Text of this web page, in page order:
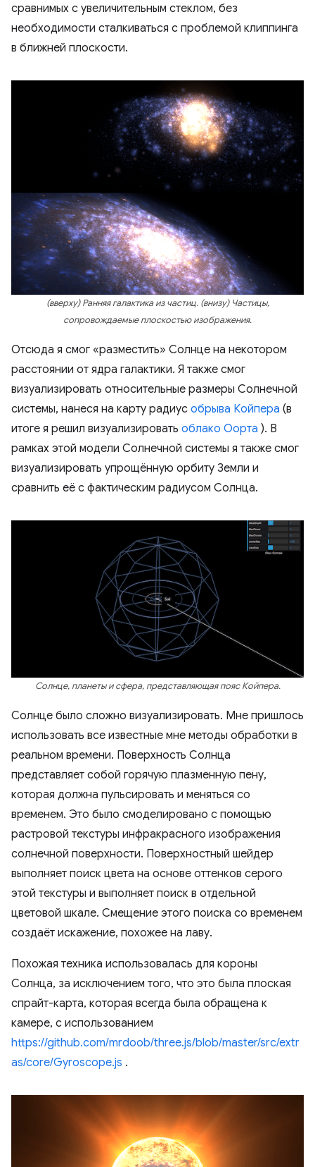
сравнимых с увеличительным стеклом, без
необходимости сталкиваться с проблемой клиппинга
в ближней плоскости.
(вверху) Ранняя галактика из частиц. (внизу) Частицы,
сопровождаемые плоскостью изображения.
Отсюда я смог «разместить» Солнце на некотором
расстоянии от ядра галактики. Я также смог
визуализировать относительные размеры Солнечной
системы, нанеся на карту радиус обрыва Койпера (в
итоге я решил визуализировать облако Оорта ). В
рамках этой модели Солнечной системы я также смог
визуализировать упрощённую орбиту Земли и
сравнить её с фактическим радиусом Солнца.
Солнце, планеты и сфера, представляющая пояс Койпера.
Солнце было сложно визуализировать. Мне пришлось
использовать все известные мне методы обработки в
реальном времени. Поверхность Солнца
представляет собой горячую плазменную пену,
которая должна пульсировать и меняться со
временем. Это было смоделировано с помощью
растровой текстуры инфракрасного изображения
солнечной поверхности. Поверхностный шейдер
выполняет поиск цвета на основе оттенков серого
этой текстуры и выполняет поиск в отдельной
цветовой шкале. Смещение этого поиска со временем
создаёт искажение, похожее на лаву.
Похожая техника использовалась для короны
Солнца, за исключением того, что это была плоская
спрайт-карта, которая всегда была обращена к
камере, с использованием
https://github.com/mrdoob/three.js/blob/master/src/extr
as/core/Gyroscope.js .